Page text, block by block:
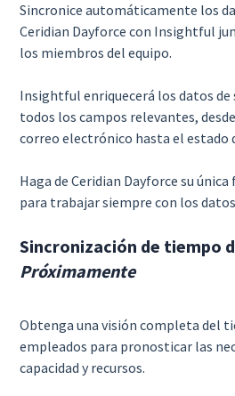
Sincronice automáticamente los
Ceridian Dayforce con Insightful
los miembros del equipo.
Insightful enriquecerá los datos de
todos los campos relevantes,
correo electrónico hasta el estado
Haga de Ceridian Dayforce su
para trabajar siempre con los
Sincronización de tiempo
Próximamente
Obtenga una visión completa del
empleados para pronosticar las
capacidad y recursos.